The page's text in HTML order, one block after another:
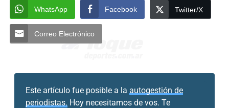
WhatsApp Facebook Twitter/X
Correo Electrónico
Este artículo fue posible a la autogestión de
periodistas. Hoy necesitamos de vos. Te